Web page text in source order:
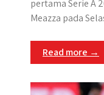
pertama Serie A
Meazza pada
Read more →